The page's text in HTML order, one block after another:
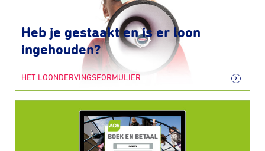
Heb je gestaakt en is er loon
ingehouden?
HET LOONDERVINGSFORMULIER